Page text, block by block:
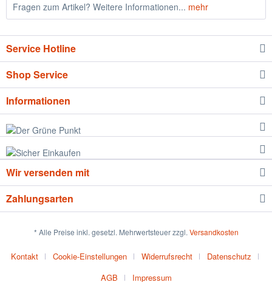
Fragen zum Artikel? Weitere Informationen... mehr
Service Hotline
Shop Service
Informationen
Wir versenden mit
Zahlungsarten
* Alle Preise inkl. gesetzl. Mehrwertsteuer zzgl. Versandkosten
Kontakt Cookie-Einstellungen Widerrufsrecht
Datenschutz
AGB
Impressum